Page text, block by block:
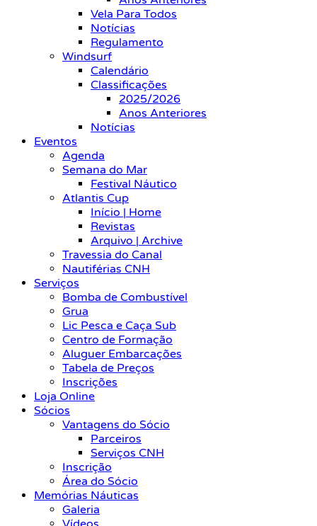
Vela Para Todos
Notícias
Regulamento
Windsurf
Calendário
Classificações
2025/2026
Anos Anteriores
Notícias
Eventos
Agenda
Semana do Mar
Festival Náutico
Atlantis Cup
Início | Home
Revistas
Arquivo | Archive
Travessia do Canal
Nautiférias CNH
Serviços
Bomba de Combustível
Grua
Lic Pesca e Caça Sub
Centro de Formação
Aluguer Embarcações
Tabela de Preços
Inscrições
Loja Online
Sócios
Vantagens do Sócio
Parceiros
Serviços CNH
Inscrição
Área do Sócio
Memórias Náuticas
Galeria